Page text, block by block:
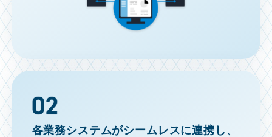
各業務システムがシームレスに連携し、